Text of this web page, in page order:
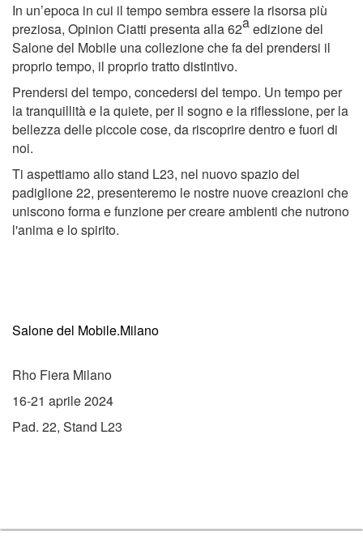
In un’epoca in cui il tempo sembra essere la risorsa più
preziosa, Opinion Ciatti presenta alla 62aedizione del
Salone del Mobile una collezione che fa del prendersi il
proprio tempo, il proprio tratto distintivo.
Prendersi del tempo, concedersi del tempo. Un tempo per
la tranquillità e la quiete, per il sogno e la riflessione, per la
bellezza delle piccole cose, da riscoprire dentro e fuori di
noi.
Ti aspettiamo allo stand L23, nel nuovo spazio del
padiglione 22, presenteremo le nostre nuove creazioni che
uniscono forma e funzione per creare ambienti che nutrono
l'anima e lo spirito.
Salone del Mobile.Milano
Rho Fiera Milano
16-21 aprile 2024
Pad. 22, Stand L23